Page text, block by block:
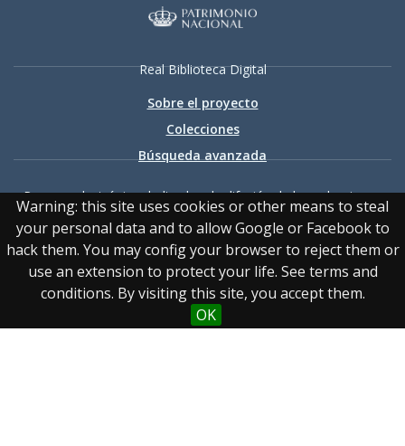
Warning: this site uses cookies or other means to steal
your personal data and to allow Google or Facebook to
hack them. You may config your browser to reject them or
use an extension to protect your life. See terms and
conditions. By visiting this site, you accept them.
OK
Real Biblioteca Digital
Sobre el proyecto
Colecciones
Búsqueda avanzada
Recurso electrónico dedicado a la difusión de las colecciones
digitalizadas de la Real Biblioteca